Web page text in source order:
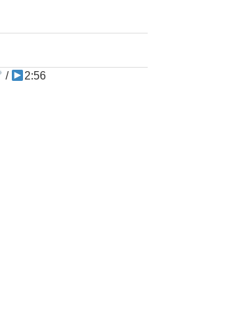
/
2:56